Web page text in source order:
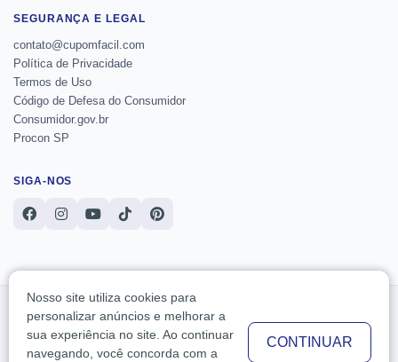
SEGURANÇA E LEGAL
contato@cupomfacil.com
Política de Privacidade
Termos de Uso
Código de Defesa do Consumidor
Consumidor.gov.br
Procon SP
SIGA-NOS
O Cupom de Desconto e Ofertas - Cupom Fácil reúne cupons e ofertas de lojas
online para ajudar você a comparar condições antes da compra. As ofertas podem
mudar sem aviso prévio e devem ser conferidas no site da loja antes da finalização.
Podemos receber comissão por links indicados, sem custo adicional para você.
Nosso site utiliza cookies para
personalizar anúncios e melhorar a
sua experiência no site. Ao continuar
navegando, você concorda com a
CONTINUAR